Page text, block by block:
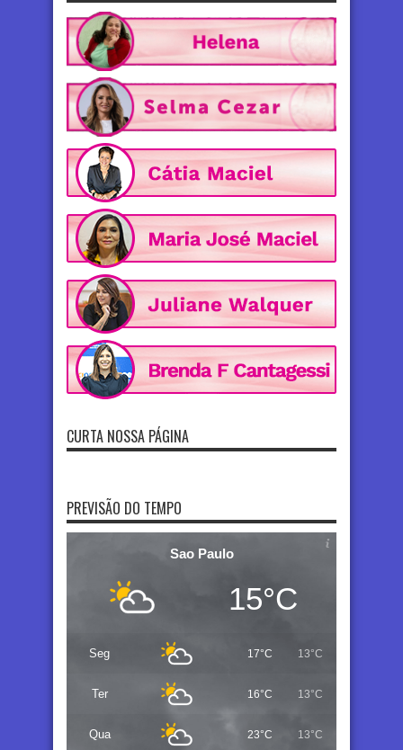
CURTA NOSSA PÁGINA
PREVISÃO DO TEMPO
Sao Paulo
15°C
Seg 17°C 13°C
Ter 16°C 13°C
Qua 23°C 13°C